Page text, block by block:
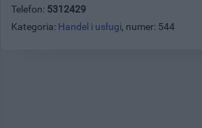
Telefon: 5312429
Kategoria: Handel i usługi, numer: 544